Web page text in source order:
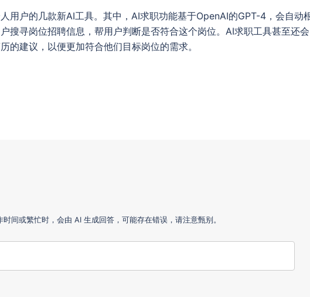
用户的几款新AI工具。其中，AI求职功能基于OpenAI的GPT-4，会自动
搜寻岗位招聘信息，帮用户判断是否符合这个岗位。AI求职工具甚至还会
的建议，以便更加符合他们目标岗位的需求。
间或繁忙时，会由 AI 生成回答，可能存在错误，请注意甄别。